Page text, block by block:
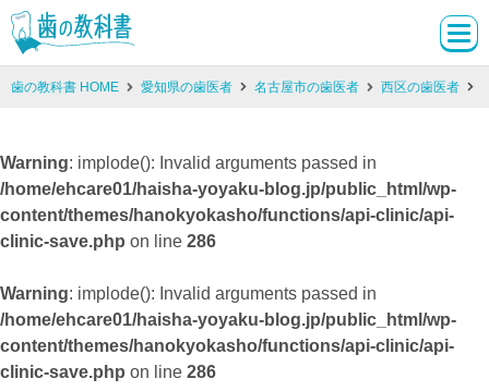
歯の教科書 HOME 愛知県の歯医者 名古屋市の歯医者 西区の歯医者
Warning: implode(): Invalid arguments passed in
/home/ehcare01/haisha-yoyaku-blog.jp/public_html/wp-
content/themes/hanokyokasho/functions/api-clinic/api-
clinic-save.php on line 286
Warning: implode(): Invalid arguments passed in
/home/ehcare01/haisha-yoyaku-blog.jp/public_html/wp-
content/themes/hanokyokasho/functions/api-clinic/api-
clinic-save.php on line 286